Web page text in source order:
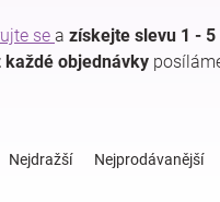
se a získejte slevu 1 - 5
každé objednávky
Nejdražší Nejprodávanější